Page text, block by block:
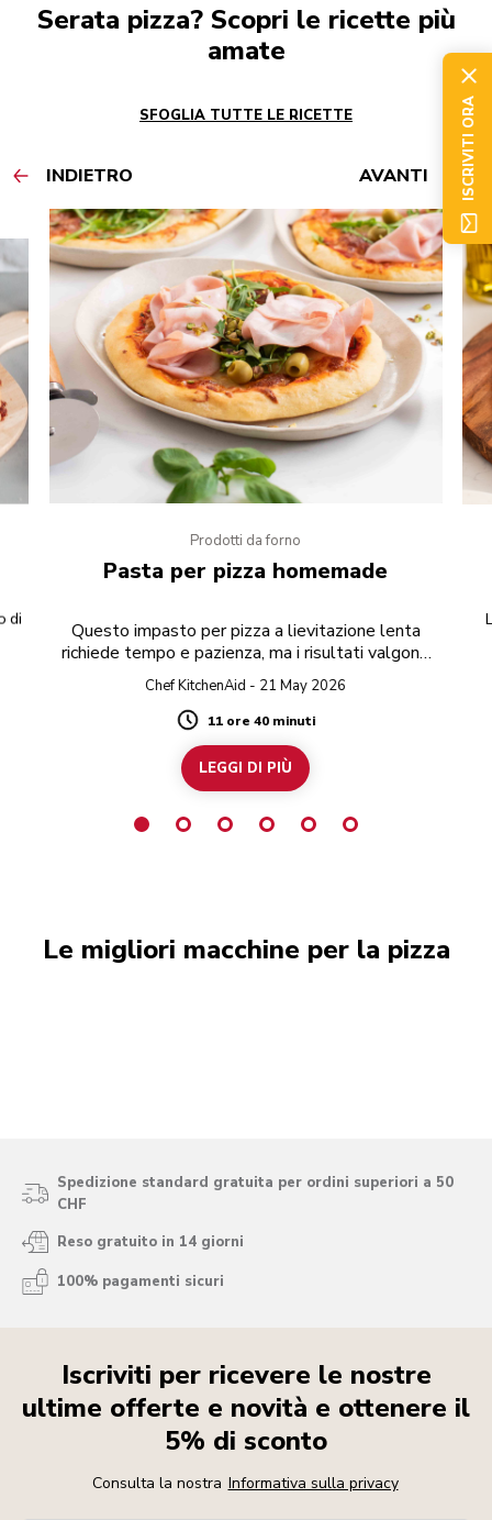
Serata pizza? Scopri le ricette più
amate
SFOGLIA TUTTE LE RICETTE
INDIETRO AVANTI
di
Prodotti da forno
Pasta per pizza homemade
Questo impasto per pizza a lievitazione lenta
richiede tempo e pazienza, ma i risultati valgono
lo sforzo.
Chef KitchenAid - 21 May 2026
Duration
11 ore 40 minuti
LEGGI DI PIÙ
Le migliori macchine per la pizza
Spedizione standard gratuita per ordini superiori a 50
CHF
Reso gratuito in 14 giorni
100% pagamenti sicuri
Iscriviti per ricevere le nostre
ultime offerte e novità e ottenere il
5% di sconto
Consulta la nostra Informativa sulla privacy
ISCRIVITI ORA